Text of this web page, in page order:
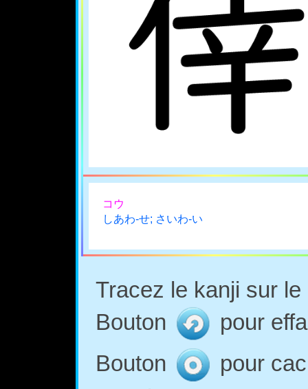
コウ
しあわ-せ; さいわ-い
Tracez le kanji sur
Bouton
pour
Bouton
pour